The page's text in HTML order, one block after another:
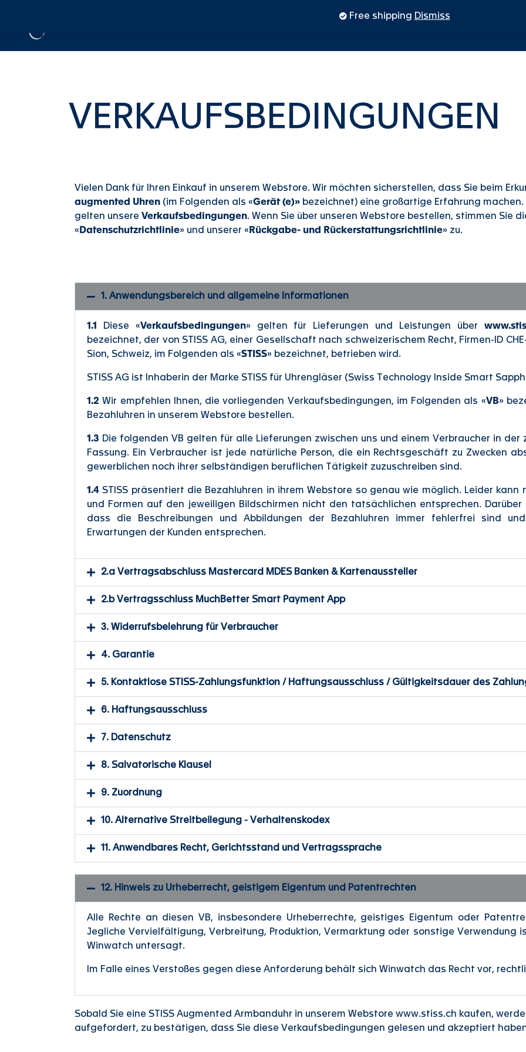
VERKAUFSBEDINGUNGEN
Vielen Dank für Ihren Einkauf in unserem Webstore. Wir möchten sicherstellen, dass Sie beim
augmented Uhren (im Folgenden als «Gerät (e)» bezeichnet) eine großartige Erfahrung
gelten unsere Verkaufsbedingungen. Wenn Sie über unseren Webstore bestellen, stimmen Sie
« Datenschutzrichtlinie» und unserer « Rückgabe- und Rückerstattungsrichtlinie» zu.
1. Anwendungsbereich und allgemeine Informationen
1.1 Diese «Verkaufsbedingungen» gelten für Lieferungen und Leistungen über
bezeichnet, der von STISS AG, einer Gesellschaft nach schweizerischem Recht, Firmen-ID CHE-
Sion, Schweiz, im Folgenden als «STISS» bezeichnet, betrieben wird.
STISS AG ist Inhaberin der Marke STISS für Uhrengläser (Swiss Technology Inside Smart
1.2 Wir empfehlen Ihnen, die vorliegenden Verkaufsbedingungen, im Folgenden als «VB»
Bezahluhren in unserem Webstore bestellen.
1.3 Die folgenden VB gelten für alle Lieferungen zwischen uns und einem Verbraucher in
Fassung. Ein Verbraucher ist jede natürliche Person, die ein Rechtsgeschäft zu Zwecken
gewerblichen noch ihrer selbständigen beruflichen Tätigkeit zuzuschreiben sind.
1.4 STISS präsentiert die Bezahluhren in ihrem Webstore so genau wie möglich. Leider
und Formen auf den jeweiligen Bildschirmen nicht den tatsächlichen entsprechen. Darüber
dass die Beschreibungen und Abbildungen der Bezahluhren immer fehlerfrei sind
Erwartungen der Kunden entsprechen.
2.a Vertragsabschluss Mastercard MDES Banken & Kartenaussteller
2.b Vertragsschluss MuchBetter Smart Payment App
3. Widerrufsbelehrung für Verbraucher
4. Garantie
5. Kontaktlose STISS-Zahlungsfunktion / Haftungsausschluss / Gültigkeitsdauer des
6. Haftungsausschluss
7. Datenschutz
8. Salvatorische Klausel
9. Zuordnung
10. Alternative Streitbeilegung - Verhaltenskodex
11. Anwendbares Recht, Gerichtsstand und Vertragssprache
12. Hinweis zu Urheberrecht, geistigem Eigentum und Patentrechten
Alle Rechte an diesen VB, insbesondere Urheberrechte, geistiges Eigentum oder
Jegliche Vervielfältigung, Verbreitung, Produktion, Vermarktung oder sonstige Verwendung
Winwatch untersagt.
Im Falle eines Verstoßes gegen diese Anforderung behält sich Winwatch das Recht vor,
Sobald Sie eine STISS Augmented Armbanduhr in unserem Webstore www.stiss.ch kaufen,
aufgefordert, zu bestätigen, dass Sie diese Verkaufsbedingungen gelesen und akzeptiert
Free shipping Dismiss